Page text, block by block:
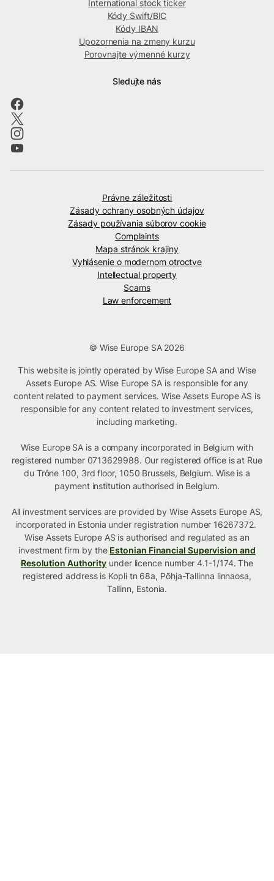
International stock ticker
Kódy Swift/BIC
Kódy IBAN
Upozornenia na zmeny kurzu
Porovnajte výmenné kurzy
Sledujte nás
Právne záležitosti
Zásady ochrany osobných údajov
Zásady používania súborov cookie
Complaints
Mapa stránok krajiny
Vyhlásenie o modernom otroctve
Intellectual property
Scams
Law enforcement
© Wise Europe SA 2026
This website is jointly operated by Wise Europe SA and Wise
Assets Europe AS. Wise Europe SA is responsible for any
content related to payment services. Wise Assets Europe AS is
responsible for any content related to investment services,
including marketing.
Wise Europe SA is a company incorporated in Belgium with
registered number 0713629988. Our registered office is at Rue
du Trône 100, 3rd floor, 1050 Brussels, Belgium. Wise is a
payment institution authorised in Belgium.
All investment services are provided by Wise Assets Europe AS,
incorporated in Estonia under registration number 16267372.
Wise Assets Europe AS is authorised and regulated as an
investment firm by the Estonian Financial Supervision and
Resolution Authority under licence number 4.1-1/174. The
registered address is Kopli tn 68a, Põhja-Tallinna linnaosa,
Tallinn, Estonia.